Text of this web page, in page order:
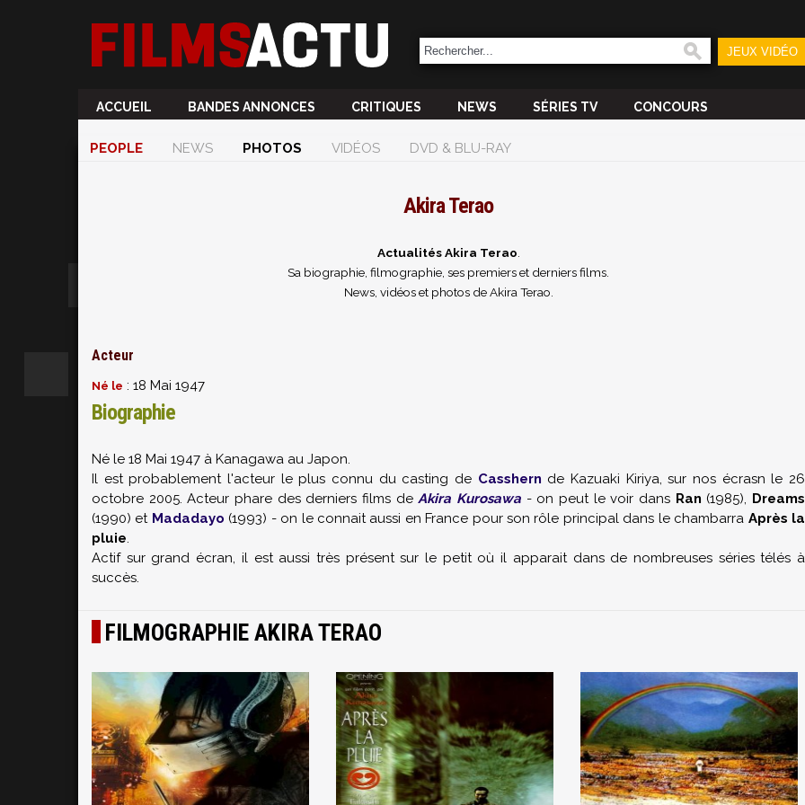
JEUX VIDÉO
ACCUEIL BANDES ANNONCES CRITIQUES NEWS SÉRIES TV CONCOURS
PEOPLE NEWS PHOTOS VIDÉOS DVD & BLU-RAY
Akira Terao
Actualités Akira Terao
Sa biographie, filmographie, ses premiers et derniers films.
News, vidéos et photos de Akira Terao.
Acteur
Né le : 18 Mai 1947
Biographie
Né le 18 Mai 1947 à Kanagawa au Japon.
Il est probablement l'acteur le plus connu du casting de Casshern de Kazuaki Kiriya, sur nos écrasn le 26
octobre 2005. Acteur phare des derniers films deAkira Kurosawa - on peut le voir dans Ran (1985), Dreams
(1990) et Madadayo (1993) - on le connait aussi en France pour son rôle principal dans le chambarra Après la
pluie.
Actif sur grand écran, il est aussi très présent sur le petit où il apparait dans de nombreuses séries télés à
succès.
FILMOGRAPHIE AKIRA TERAO